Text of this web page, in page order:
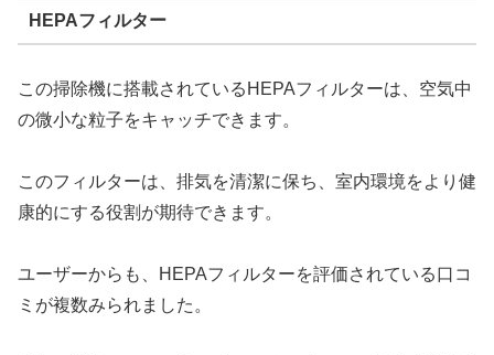
HEPAフィルター
この掃除機に搭載されているHEPAフィルターは、空気中
の微小な粒子をキャッチできます。
このフィルターは、排気を清潔に保ち、室内環境をより健
康的にする役割が期待できます。
ユーザーからも、HEPAフィルターを評価されている口コ
ミが複数みられました。